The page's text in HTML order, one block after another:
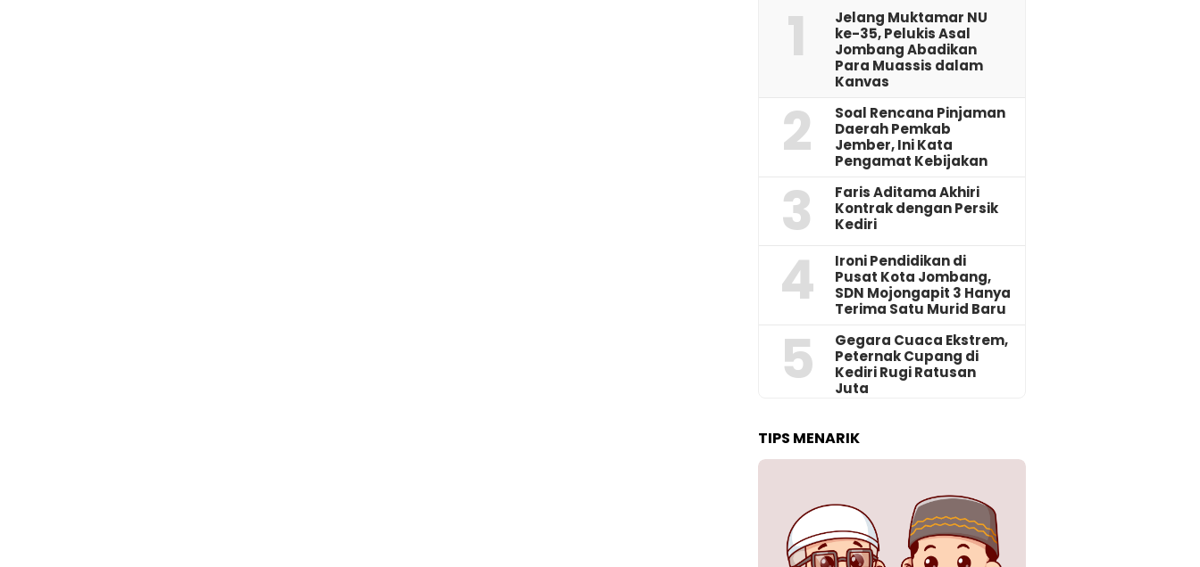
1
Jelang Muktamar NU
ke-35, Pelukis Asal
Jombang Abadikan
Para Muassis dalam
Kanvas
2
‎Soal Rencana Pinjaman
Daerah Pemkab
Jember, Ini Kata
Pengamat Kebijakan ‎
3
Faris Aditama Akhiri
Kontrak dengan Persik
Kediri
4
Ironi Pendidikan di
Pusat Kota Jombang,
SDN Mojongapit 3 Hanya
Terima Satu Murid Baru
5
‎Gegara Cuaca Ekstrem,
Peternak Cupang di
Kediri Rugi Ratusan
Juta
TIPS MENARIK